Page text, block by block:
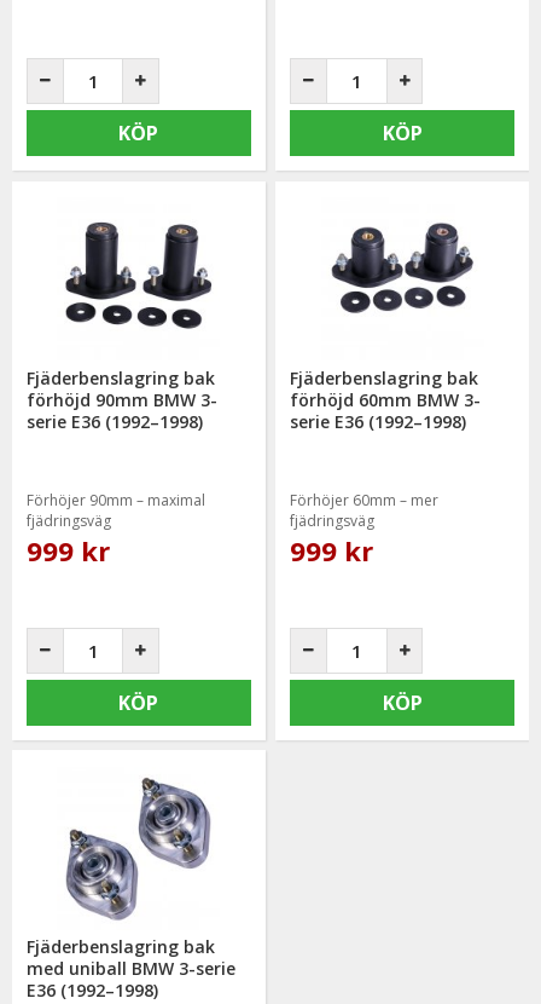
KÖP KÖP
Fjäderbenslagring bak
förhöjd 90mm BMW 3-
serie E36 (1992–1998)
Förhöjer 90mm – maximal
fjädringsväg
999 kr
KÖP
Fjäderbenslagring bak
förhöjd 60mm BMW 3-
serie E36 (1992–1998)
Förhöjer 60mm – mer
fjädringsväg
999 kr
KÖP
Fjäderbenslagring bak
med uniball BMW 3-serie
E36 (1992–1998)